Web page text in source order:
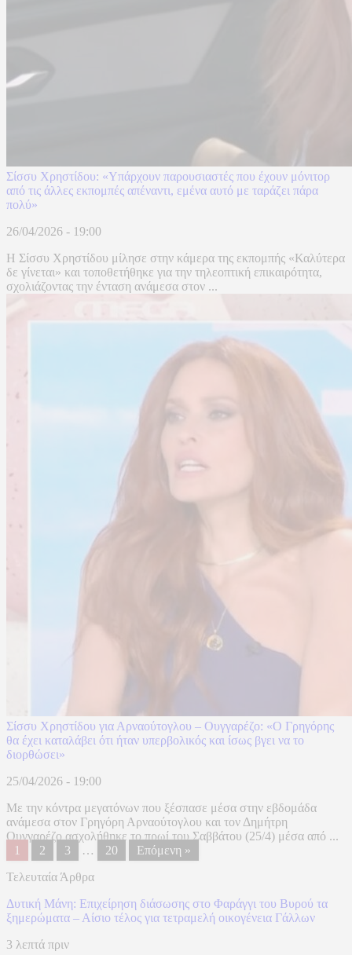
Σίσσυ Χρηστίδου: «Υπάρχουν παρουσιαστές που έχουν μόνιτορ
από τις άλλες εκπομπές απέναντι, εμένα αυτό με ταράζει πάρα
πολύ»
26/04/2026 - 19:00
Η Σίσσυ Χρηστίδου μίλησε στην κάμερα της εκπομπής «Καλύτερα
δε γίνεται» και τοποθετήθηκε για την τηλεοπτική επικαιρότητα,
σχολιάζοντας την ένταση ανάμεσα στον ...
Σίσσυ Χρηστίδου για Αρναούτογλου – Ουγγαρέζο: «Ο Γρηγόρης
θα έχει καταλάβει ότι ήταν υπερβολικός και ίσως βγει να το
διορθώσει»
25/04/2026 - 19:00
Με την κόντρα μεγατόνων που ξέσπασε μέσα στην εβδομάδα
ανάμεσα στον Γρηγόρη Αρναούτογλου και τον Δημήτρη
Ουγγαρέζο ασχολήθηκε το πρωί του Σαββάτου (25/4) μέσα από ...
1
2 3 … 20
Επόμενη »
Τελευταία Άρθρα
Δυτική Μάνη: Επιχείρηση διάσωσης στο Φαράγγι του Βυρού τα
ξημερώματα – Αίσιο τέλος για τετραμελή οικογένεια Γάλλων
3 λεπτά πριν